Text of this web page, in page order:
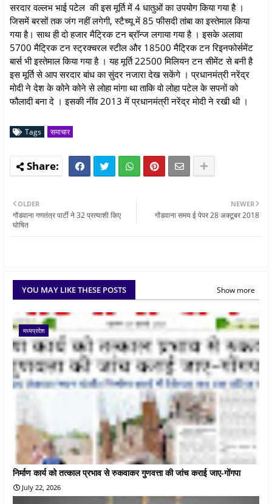
सरदार वल्लभ भाई पटेल की इस मूर्ति में 4 धातुओं का उपयोग किया गया है ।
जिसमें बरसों तक जंग नहीं लगेगी, स्टैच्यू में 85 फीसदी तांबा का इस्तेमाल किया
गया है। साथ ही दो हजार मैट्रिक टन ब्रॉन्ज लगाया गया है । इसके अलावा
5700 मैट्रिक टन स्ट्रक्चरल स्टील और 18500 मैट्रिक टन रिइनफोर्समेंट
बार्स भी इस्तेमाल किया गया है । यह मूर्ति 22500 मिलियन टन सीमेंट से बनी है
इस मूर्ति से आप सरदार बांध का सुंदर नजारा देख सकेंगे । प्रधानमंत्री नरेंद्र
मोदी ने देश के कोने कोने से लोहा मांगा था ताकि वो लोहा पटेल के सपनों को
फौलादी बना दे । इसकी नींव 2013 में प्रधानमंत्री नरेंद्र मोदी ने रखी थी ।
Tags समाचार
NEWER
गोंडवाना समय ई पेपर 28 अक्टूबर 2018
OLDER
गोंडवाना गणतंत्र पार्टी ने 32 प्रत्याशी किए
घोषित
YOU MAY LIKE THESE POSTS Show more
मध्यप्रदेश
निर्माण कार्य को तत्काल प्रभाव से रुकवाकर गुणवत्ता की जांच कराई जाए-गोंगपा
July 22, 2026